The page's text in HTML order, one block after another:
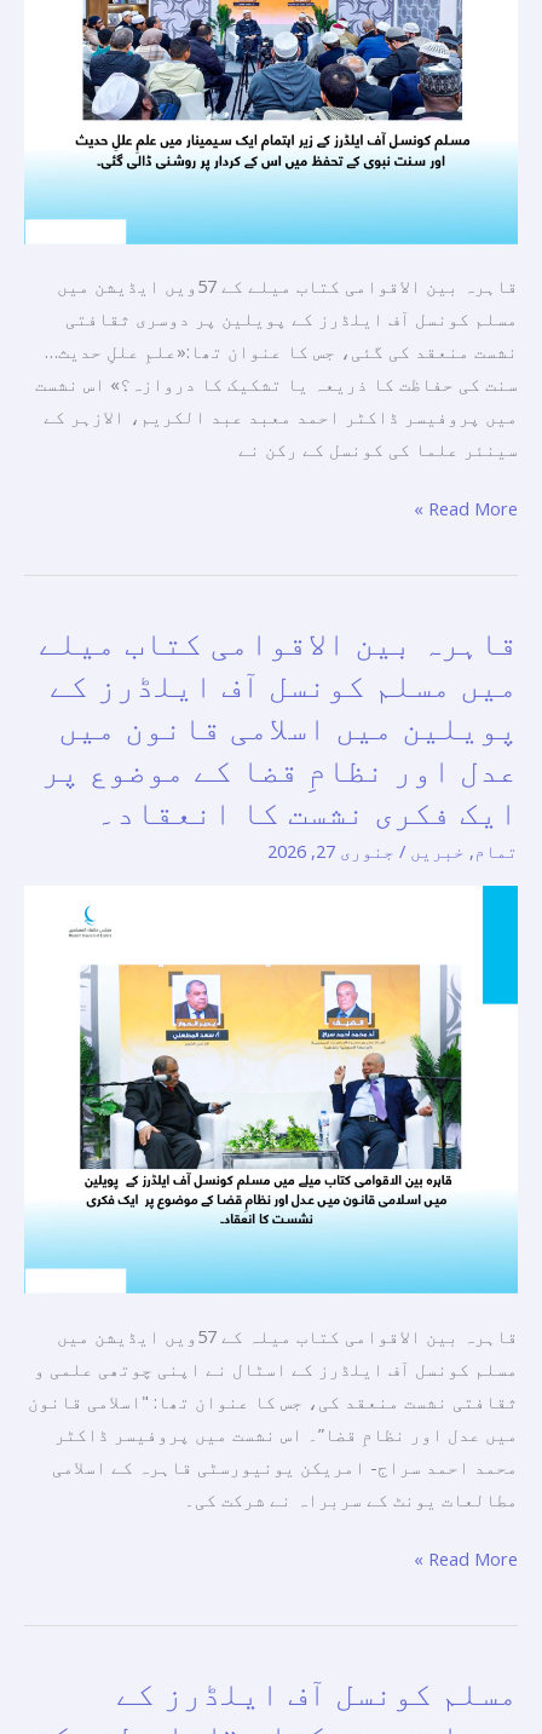
قاہرہ بین الاقوامی کتاب میلے کے 57ویں ایڈیشن میں
مسلم کونسل آف ایلڈرز کے پویلین پر دوسری ثقافتی
نشست منعقد کی گئی، جس کا عنوان تھا:«علمِ عللِ حدیث…
سنت کی حفاظت کا ذریعہ یا تشکیک کا دروازہ؟» اس نشست
میں پروفیسر ڈاکٹر احمد معبد عبد الکریم، الازہر کے
سینئر علما کی کونسل کے رکن نے
تحفظ
کے
کردار
روشنی
Read More »
قاہرہ بین الاقوامی کتاب میلے
میں مسلم کونسل آف ایلڈرز کے
پویلین میں اسلامی قانون میں
عدل اور نظامِ قضا کے موضوع پر
ایک فکری نشست کا انعقاد۔
تمام, خبریں / جنوری 27, 2026
قاہرہ بین الاقوامی کتاب میلہ کے 57ویں ایڈیشن میں
مسلم کونسل آف ایلڈرز کے اسٹال نے اپنی چوتھی علمی و
ثقافتی نشست منعقد کی، جس کا عنوان تھا: "اسلامی قانون
میں عدل اور نظامِ قضا”۔ اس نشست میں پروفیسر ڈاکٹر
محمد احمد سراج- امریکن یونیورسٹی قاہرہ کے اسلامی
مطالعات یونٹ کے سربراہ نے شرکت کی۔
قاہرہ
الاقوامی
کتاب
میلے
مسلم
کونسل
پویلین
کے
نشست
Read More »
مسلم کونسل آف ایلڈرز کے